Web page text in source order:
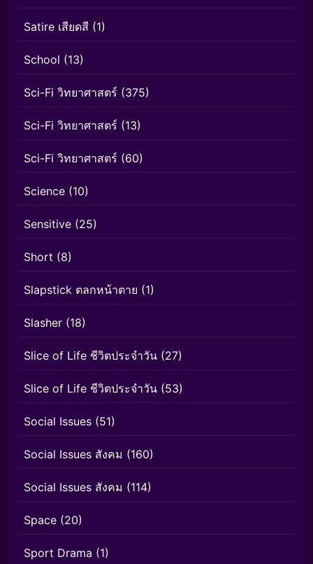
Satire เสียดสี (1)
School (13)
Sci-Fi วิทยาศาสตร์ (375)
Sci-Fi วิทยาศาสตร์ (13)
Sci-Fi วิทยาศาสตร์ (60)
Science (10)
Sensitive (25)
Short (8)
Slapstick ตลกหน้าตาย (1)
Slasher (18)
Slice of Life ชีวิตประจำวัน (27)
Slice of Life ชีวิตประจำวัน (53)
Social Issues (51)
Social Issues สังคม (160)
Social Issues สังคม (114)
Space (20)
Sport Drama (1)